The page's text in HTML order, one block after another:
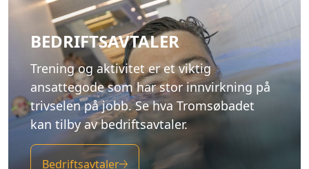
BEDRIFTSAVTALER
Trening og aktivitet er et viktig
ansattegode som har stor innvirkning på
trivselen på jobb. Se hva Tromsøbadet
kan tilby av bedriftsavtaler.
Bedriftsavtaler